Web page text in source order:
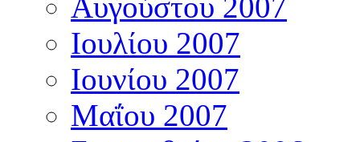
Ιουλίου 2007
Ιουνίου 2007
Μαΐου 2007